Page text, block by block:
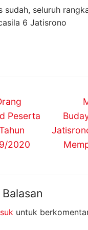
sudah, seluruh
6 Jatisrono
Peserta
2020
untuk